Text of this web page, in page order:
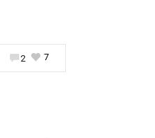
2 7